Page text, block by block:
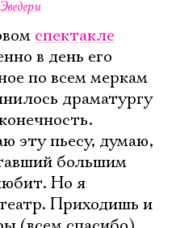
спектакле
в день его
по всем меркам
драматургу
эту пьесу, думаю,
большим
Но я
Приходишь и